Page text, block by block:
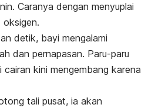
Caranya dengan menyuplai
detik, bayi mengalami
dan pernapasan. Paru-paru
kini mengembang karena
tali pusat, ia akan